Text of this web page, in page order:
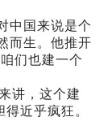
国来说是个
而生。他推开
们也建一个
讲，这个建
近乎疯狂。